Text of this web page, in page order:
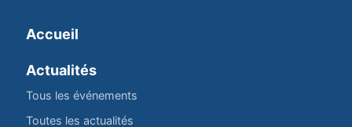
Accueil
Actualités
Tous les événements
Toutes les actualités